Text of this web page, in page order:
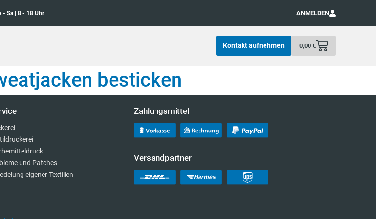
- Sa | 8 - 18 Uhr ANMELDEN
0,00 €
Kontakt aufnehmen
besticken
und Patches
eigener Textilien
Zahlungsmittel
Versandpartner